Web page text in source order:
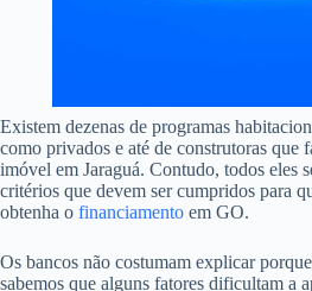
Existem dezenas de programas
como privados e até de construtoras que
imóvel em Jaraguá. Contudo, todos eles
critérios que devem ser cumpridos para
obtenha o financiamento em GO.
Os bancos não costumam explicar
sabemos que alguns fatores dificultam a